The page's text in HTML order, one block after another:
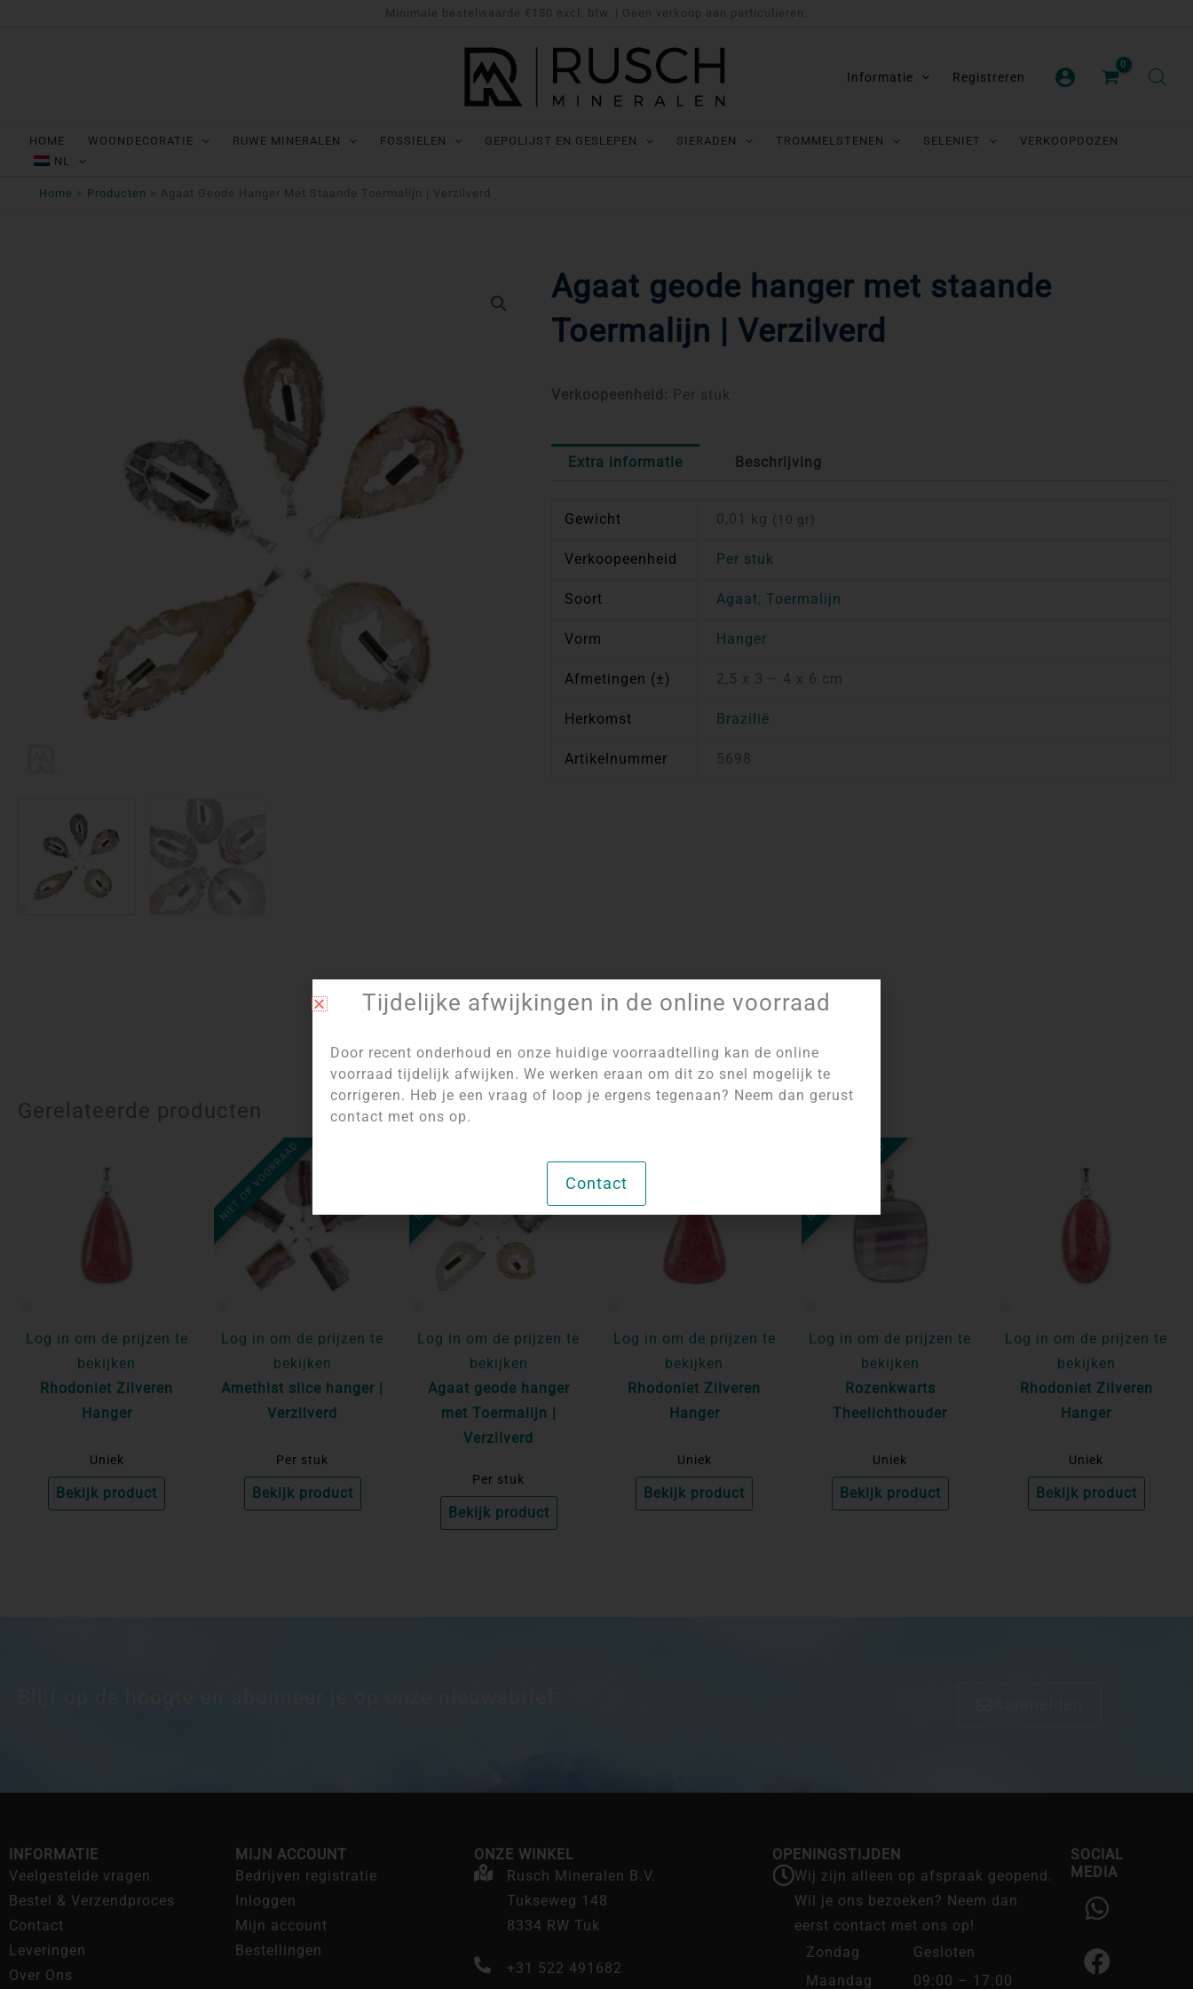
Minimale bestelwaarde €150 excl. btw. | Geen verkoop aan particulieren.
Informatie Registreren
HOME WOONDECORATIE RUWE MINERALEN FOSSIELEN GEPOLIJST EN GESLEPEN SIERADEN TROMMELSTENEN SELENIET
VERKOOPDOZEN
NL
Home Producten Agaat Geode Hanger Met Staande Toermalijn | Verzilverd
Agaat geode hanger met staande
Toermalijn | Verzilverd
Verkoopeenheid: Per stuk
Extra informatie Beschrijving
Gewicht 0,01 kg (10 gr)
Verkoopeenheid Per stuk
Soort Agaat,Toermalijn
Vorm Hanger
Afmetingen (±) 2,5 x 3 – 4 x 6 cm
Herkomst Brazilië
Artikelnummer 5698
Artikelnummer: 5698 Categorie: Zilveren Hangers
Gerelateerde producten
Log in om de prijzen te
bekijken
Rhodoniet Zilveren
Hanger
Uniek
Bekijk product
NIET OP VOORRAAD
Log in om de prijzen te
bekijken
Amethist slice hanger |
Verzilverd
Per stuk
Bekijk product
Log in om de prijzen te
bekijken
Agaat geode hanger
met Toermalijn |
Verzilverd
Per stuk
Bekijk product
Log in om de prijzen te
bekijken
Rhodoniet Zilveren
Hanger
Uniek
Bekijk product
NIET OP VOORRAAD
Log in om de prijzen te
bekijken
Rozenkwarts
Theelichthouder
Uniek
Bekijk product
Log in om de prijzen te
bekijken
Rhodoniet Zilveren
Hanger
Uniek
Bekijk product
INFORMATIE
Veelgestelde vragen
Bestel & Verzendproces
Contact
Leveringen
Over Ons
MIJN ACCOUNT
Bedrijven registratie
Inloggen
Mijn account
Bestellingen
ONZE WINKEL
Rusch Mineralen B.V.
Tukseweg 148
8334 RW Tuk
+31 522 491682
OPENINGSTIJDEN
Wij zijn alleen op afspraak geopend.
Wil je ons bezoeken? Neem dan
eerst contact met ons op!
Zondag
Gesloten
Maandag
09:00 – 17:00
SOCIAL
MEDIA
W
h
a
t
F
a
c
e
I
n
s
t
Tijdelijke afwijkingen in de online voorraad
Door recent onderhoud en onze huidige voorraadtelling kan de online
voorraad tijdelijk afwijken. We werken eraan om dit zo snel mogelijk te
corrigeren. Heb je een vraag of loop je ergens tegenaan? Neem dan gerust
contact met ons op.
Contact